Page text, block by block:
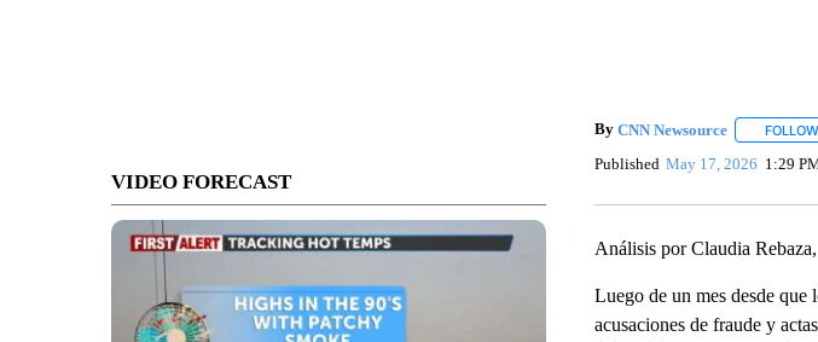
VIDEO FORECAST
By CNN Newsource FOLLOW
Published May 17, 2026 1:29
Análisis por Claudia
Luego de un mes desde
acusaciones de fraude y